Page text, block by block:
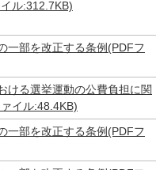
ル:312.7KB)
一部を改正する条例(PDFフ
ける選挙運動の公費負担に関
イル:48.4KB)
一部を改正する条例(PDFフ